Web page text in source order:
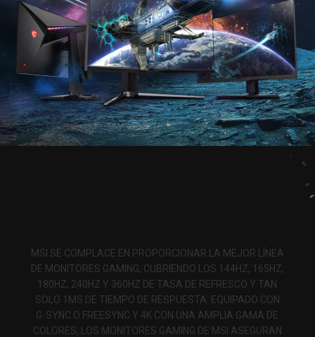
MSI SE COMPLACE EN PROPORCIONAR LA MEJOR LÍNEA
DE MONITORES GAMING, CUBRIENDO LOS 144HZ, 165HZ,
180HZ, 240HZ Y 360HZ DE TASA DE REFRESCO Y TAN
SOLO 1MS DE TIEMPO DE RESPUESTA. EQUIPADO CON
G-SYNC O FREESYNC Y 4K CON UNA AMPLIA GAMA DE
COLORES, LOS MONITORES GAMING DE MSI ASEGURAN